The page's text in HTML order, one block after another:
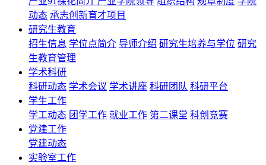
动态 承志创新育才项目
研究生教育
招生信息 学位点简介 导师介绍 研究生培养与学位 研究
生教育管理
学术科研
科研动态 学术会议 学术讲座 科研团队 科研平台
学生工作
学工动态 团学工作 就业工作 第二课堂 科创竞赛
党建工作
党建动态
实验室工作